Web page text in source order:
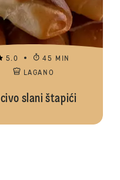
5.0
45 MIN
LAGANO
slani štapići